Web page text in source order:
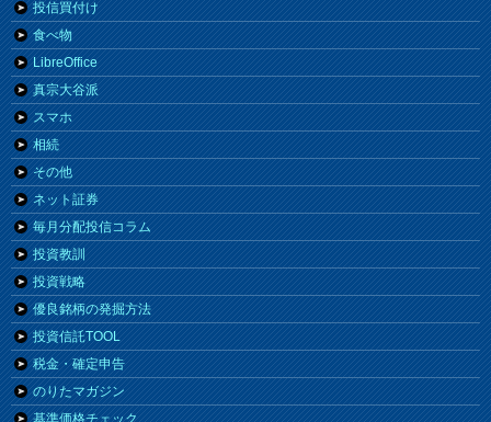
投信買付け
食べ物
LibreOffice
真宗大谷派
スマホ
相続
その他
ネット証券
毎月分配投信コラム
投資教訓
投資戦略
優良銘柄の発掘方法
投資信託TOOL
税金・確定申告
のりたマガジン